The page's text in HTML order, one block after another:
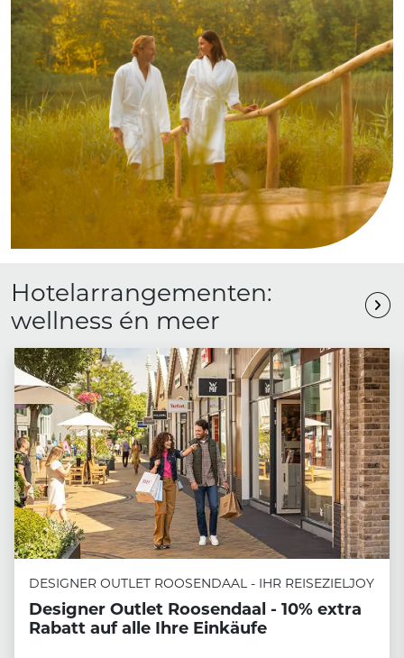
Hotelarrangementen:
wellness én meer
DESIGNER OUTLET ROOSENDAAL - IHR REISEZIELJOY
Designer Outlet Roosendaal - 10% extra
Rabatt auf alle Ihre Einkäufe